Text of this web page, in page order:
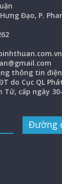
Đạo, P.
thông tin
do Cục QL
cấp ngày
Đường